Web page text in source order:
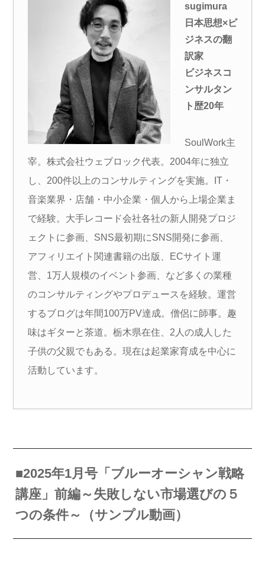
sugimura
日本思想×ビ
ジネスの翻
訳家
ビジネスコ
ンサルタン
ト歴20年
SoulWork主
宰。株式会社ウェブロック代表。2004年に独立
し、200件以上のコンサルティングを実施。IT・
音楽業界・店舗・中小企業・個人から上場企業ま
で経験。大手レコード会社各社の新人開発プロジ
ェクトに参画、SNS最初期にSNS開発に参画、
アフィリエイト関連書籍の出版、ECサイト運
営、1万人規模のイベント参画、など多くの業種
のコンサルティングやプロデュースを経験。運営
するブログは年間100万PV達成。僧侶に師事。趣
味はギターと茶道。栃木県在住、2人の成人した
子供の父親でもある。現在は起業家育成を中心に
活動しています。
■2025年1月号「ブルーオーシャン戦略
講座」前編～失敗しない市場選びの５
つの条件～（サンプル動画）